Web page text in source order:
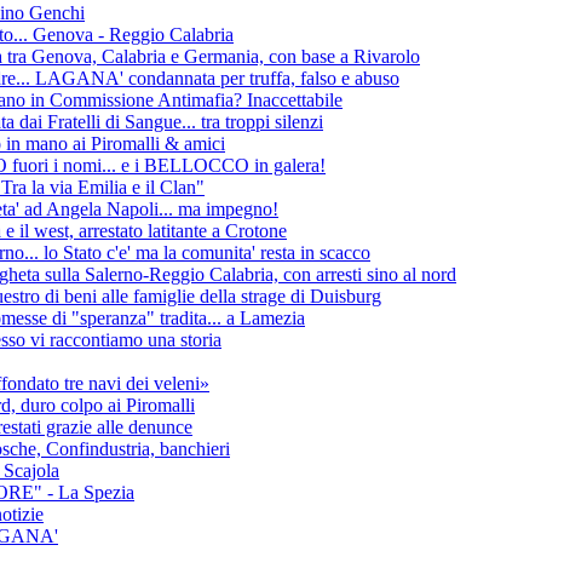
Genchi
Genova - Reggio Calabria
Genova, Calabria e Germania, con base a Rivarolo
LAGANA' condannata per truffa, falso e abuso
in Commissione Antimafia? Inaccettabile
dai Fratelli di Sangue... tra troppi silenzi
mano ai Piromalli & amici
fuori i nomi... e i BELLOCCO in galera!
la via Emilia e il Clan"
ad Angela Napoli... ma impegno!
il west, arrestato latitante a Crotone
lo Stato c'e' ma la comunita' resta in scacco
sulla Salerno-Reggio Calabria, con arresti sino al nord
di beni alle famiglie della strage di Duisburg
di "speranza" tradita... a Lamezia
vi raccontiamo una storia
tre navi dei veleni»
duro colpo ai Piromalli
grazie alle denunce
Confindustria, banchieri
- La Spezia